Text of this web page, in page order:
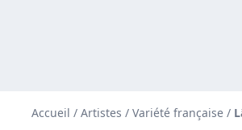
Accueil / Artistes / Variété française /